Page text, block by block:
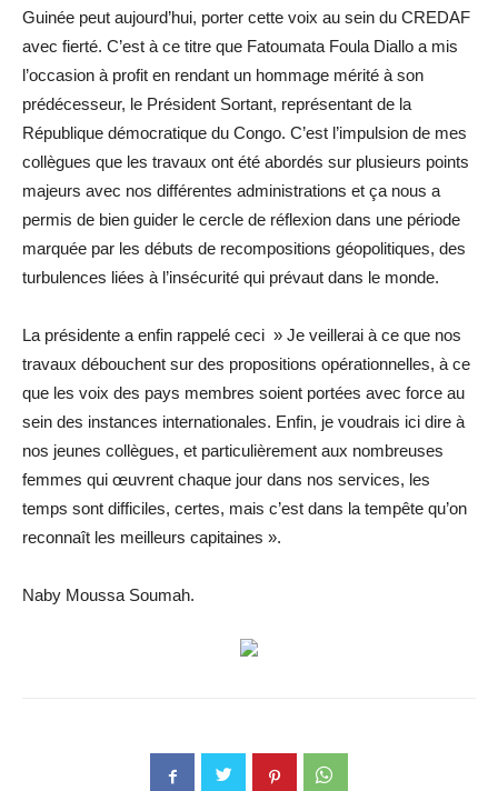
Guinée peut aujourd’hui, porter cette voix au sein du CREDAF
avec fierté. C’est à ce titre que Fatoumata Foula Diallo a mis
l’occasion à profit en rendant un hommage mérité à son
prédécesseur, le Président Sortant, représentant de la
République démocratique du Congo. C’est l’impulsion de mes
collègues que les travaux ont été abordés sur plusieurs points
majeurs avec nos différentes administrations et ça nous a
permis de bien guider le cercle de réflexion dans une période
marquée par les débuts de recompositions géopolitiques, des
turbulences liées à l’insécurité qui prévaut dans le monde.
La présidente a enfin rappelé ceci » Je veillerai à ce que nos
travaux débouchent sur des propositions opérationnelles, à ce
que les voix des pays membres soient portées avec force au
sein des instances internationales. Enfin, je voudrais ici dire à
nos jeunes collègues, et particulièrement aux nombreuses
femmes qui œuvrent chaque jour dans nos services, les
temps sont difficiles, certes, mais c’est dans la tempête qu’on
reconnaît les meilleurs capitaines ».
Naby Moussa Soumah.